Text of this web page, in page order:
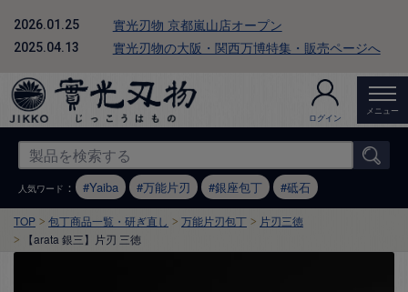
2026.01.25 實光刃物 京都嵐山店オープン
2025.04.13 實光刃物の大阪・関西万博特集・販売ページへ
ログイン
メニュー
人気ワード ： Yaiba 万能片刃 銀座包丁 砥石
TOP 包丁商品一覧・研ぎ直し 万能片刃包丁
片刃三徳
【arata 銀三】片刃 三徳